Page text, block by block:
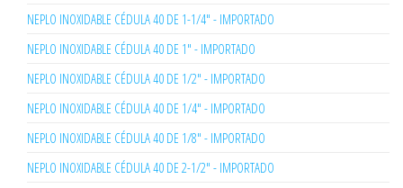
NEPLO INOXIDABLE CÉDULA 40 DE 1-1/4" - IMPORTADO
NEPLO INOXIDABLE CÉDULA 40 DE 1" - IMPORTADO
NEPLO INOXIDABLE CÉDULA 40 DE 1/2" - IMPORTADO
NEPLO INOXIDABLE CÉDULA 40 DE 1/4" - IMPORTADO
NEPLO INOXIDABLE CÉDULA 40 DE 1/8" - IMPORTADO
NEPLO INOXIDABLE CÉDULA 40 DE 2-1/2" - IMPORTADO